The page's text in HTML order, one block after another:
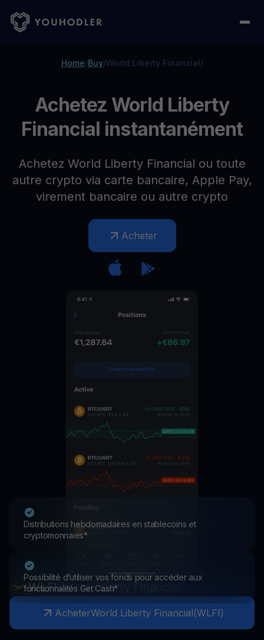
Home/Buy/World Liberty Financial/
Achetez World Liberty
Financial instantanément
Achetez World Liberty Financial ou toute
autre crypto via carte bancaire, Apple Pay,
virement bancaire ou autre crypto
Acheter
Distributions hebdomadaires en stablecoins et
cryptomonnaies*
Possibilité d’utiliser vos fonds pour accéder aux
fonctionnalités Get Cash*
WLFIWorld Liberty Financial
AcheterWorld Liberty Financial(WLFI)